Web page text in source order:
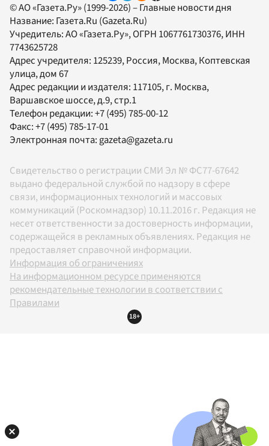
© АО «Газета.Ру» (1999-2026) – Главные новости дня
Название: Газета.Ru (Gazeta.Ru)
Учредитель:АО «Газета.Ру», ОГРН 1067761730376, ИНН
7743625728
Адрес учредителя: 125239, Россия, Москва, Коптевская
улица, дом 67
Адрес редакции и издателя: 117105, г. Москва,
Варшавское шоссе, д.9, стр.1
Телефон редакции:+7 (495) 785-00-12
Факс:+7 (495) 785-17-01
Электронная почта:gazeta@gazeta.ru
Свидетельство о регистрации СМИ Эл № ФС77-67642
выдано федеральной службой по надзору в сфере
связи, информационных технологий и массовых
коммуникаций (Роскомнадзор) 10.11.2016 г. Редакция не
несет ответственности за достоверность информации,
содержащейся в рекламных объявлениях. Редакция не
предоставляет справочной информации.
Информация об ограничениях
На информационном ресурсе применяются
рекомендательные технологии в соответствии с
Правилами
18+